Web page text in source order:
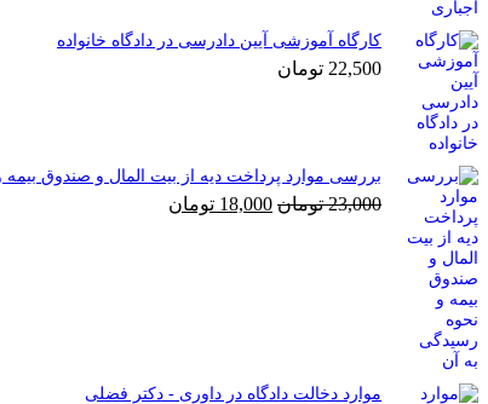
کارگاه آموزشی آیین دادرسی در دادگاه خانواده
22,500 تومان
بررسی موارد پرداخت دیه از بیت المال و صندوق
23,000 تومان قیمت
18,000 تومان
موارد دخالت دادگاه در داوری - دکتر فضلی